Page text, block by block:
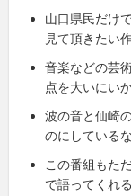
山口県民だけ
見て頂きたい
音楽などの芸
点を大いにい
波の音と仙崎
のにしている
この番組もた
で語ってくれ